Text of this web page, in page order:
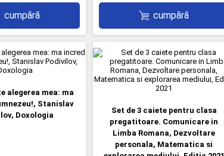
cumpără cumpără
alegerea mea: ma
Stanislav
Doxologia
Set de 3 caiete pentru clasa
pregatitoare. Comunicare in
Limba Romana, Dezvoltare
personala, Matematica si